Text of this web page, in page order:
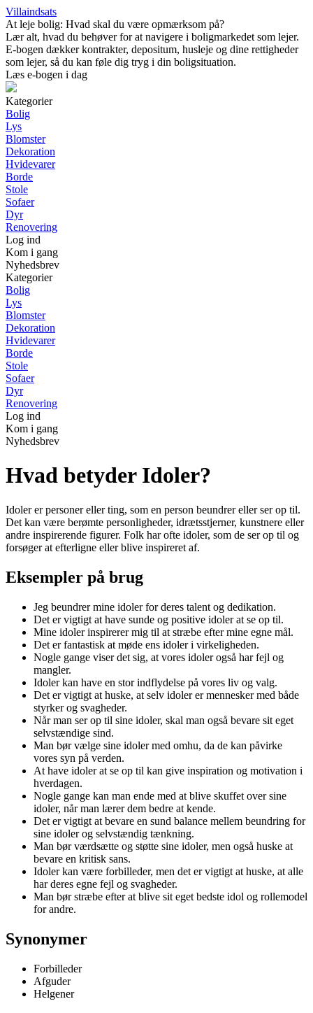
Villaindsats
At leje bolig: Hvad skal du være opmærksom på?
Lær alt, hvad du behøver for at navigere i boligmarkedet som lejer.
E-bogen dækker kontrakter, depositum, husleje og dine rettigheder
som lejer, så du kan føle dig tryg i din boligsituation.
Læs e-bogen i dag
Kategorier
Bolig
Lys
Blomster
Dekoration
Hvidevarer
Borde
Stole
Sofaer
Dyr
Renovering
Log ind
Kom i gang
Nyhedsbrev
Kategorier
Bolig
Lys
Blomster
Dekoration
Hvidevarer
Borde
Stole
Sofaer
Dyr
Renovering
Log ind
Kom i gang
Nyhedsbrev
Hvad betyder Idoler?
Idoler er personer eller ting, som en person beundrer eller ser op til.
Det kan være berømte personligheder, idrætsstjerner, kunstnere eller
andre inspirerende figurer. Folk har ofte idoler, som de ser op til og
forsøger at efterligne eller blive inspireret af.
Eksempler på brug
Jeg beundrer mine idoler for deres talent og dedikation.
Det er vigtigt at have sunde og positive idoler at se op til.
Mine idoler inspirerer mig til at stræbe efter mine egne mål.
Det er fantastisk at møde ens idoler i virkeligheden.
Nogle gange viser det sig, at vores idoler også har fejl og
mangler.
Idoler kan have en stor indflydelse på vores liv og valg.
Det er vigtigt at huske, at selv idoler er mennesker med både
styrker og svagheder.
Når man ser op til sine idoler, skal man også bevare sit eget
selvstændige sind.
Man bør vælge sine idoler med omhu, da de kan påvirke
vores syn på verden.
At have idoler at se op til kan give inspiration og motivation i
hverdagen.
Nogle gange kan man ende med at blive skuffet over sine
idoler, når man lærer dem bedre at kende.
Det er vigtigt at bevare en sund balance mellem beundring for
sine idoler og selvstændig tænkning.
Man bør værdsætte og støtte sine idoler, men også huske at
bevare en kritisk sans.
Idoler kan være forbilleder, men det er vigtigt at huske, at alle
har deres egne fejl og svagheder.
Man bør stræbe efter at blive sit eget bedste idol og rollemodel
for andre.
Synonymer
Forbilleder
Afguder
Helgener